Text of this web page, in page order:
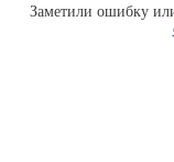
Заметили ошибку